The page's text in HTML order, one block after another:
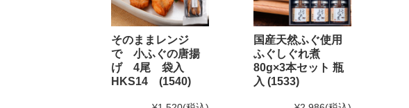
台風10号の影響により8月28日(水)を臨時休業とさせて頂く予定でしたが、
台風の影響が少ないため通常通り営業
することといたしました。
なお、台風の進路によっては29日(木)・30日(金)の営業時間を変更する場合
ご来店予定の方は随時お知らせをご確認頂けますと幸いです。
2024年7月30日 【お盆期間の発送に関するご案内】
そのままレンジ
で 小ふぐの唐揚
げ 4尾 袋入
HKS14 (1540)
国産天然ふぐ使用
ふぐしぐれ煮
80g×3本セット 瓶
入 (1533)